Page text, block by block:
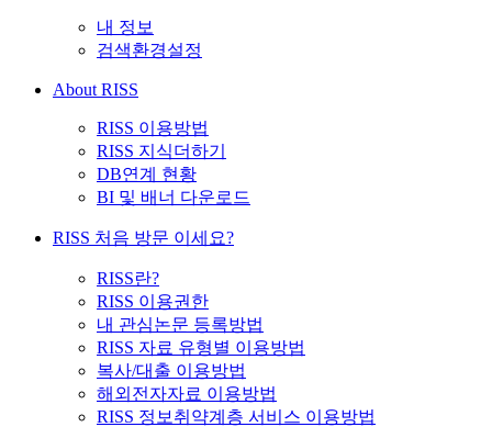
내 정보
검색환경설정
About RISS
RISS 이용방법
RISS 지식더하기
DB연계 현황
BI 및 배너 다운로드
RISS 처음 방문 이세요?
RISS란?
RISS 이용권한
내 관심논문 등록방법
RISS 자료 유형별 이용방법
복사/대출 이용방법
해외전자자료 이용방법
RISS 정보취약계층 서비스 이용방법